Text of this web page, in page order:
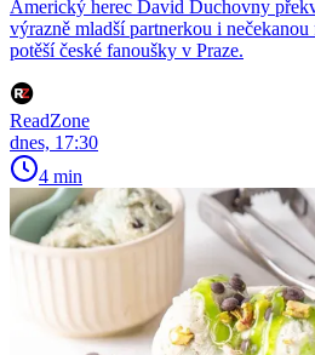
Americký herec David Duchovny
výrazně mladší partnerkou i
potěší české fanoušky v Praze.
ReadZone
dnes, 17:30
4 min